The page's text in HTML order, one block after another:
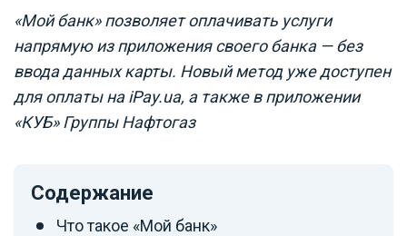
«Мой банк» позволяет оплачивать услуги
напрямую из приложения своего банка — без
ввода данных карты. Новый метод уже доступен
для оплаты на iPay.ua, а также в приложении
«КУБ» Группы Нафтогаз
Содержание
Что такое «Мой банк»